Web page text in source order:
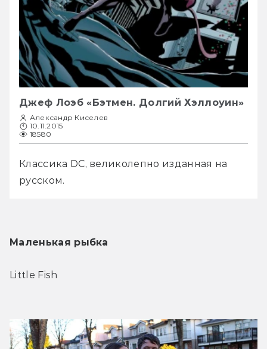
Джеф Лоэб «Бэтмен. Долгий Хэллоуин»
Александр Киселев
10.11.2015
18580
Классика DC, великолепно изданная на
русском.
Маленькая рыбка
Little Fish